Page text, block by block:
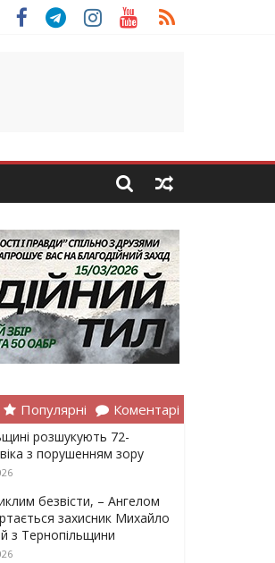
Популярні Коментарі
розшукують 72-
з порушенням зору
безвісти, – Ангелом
захисник Михайло
з Тернопільщини